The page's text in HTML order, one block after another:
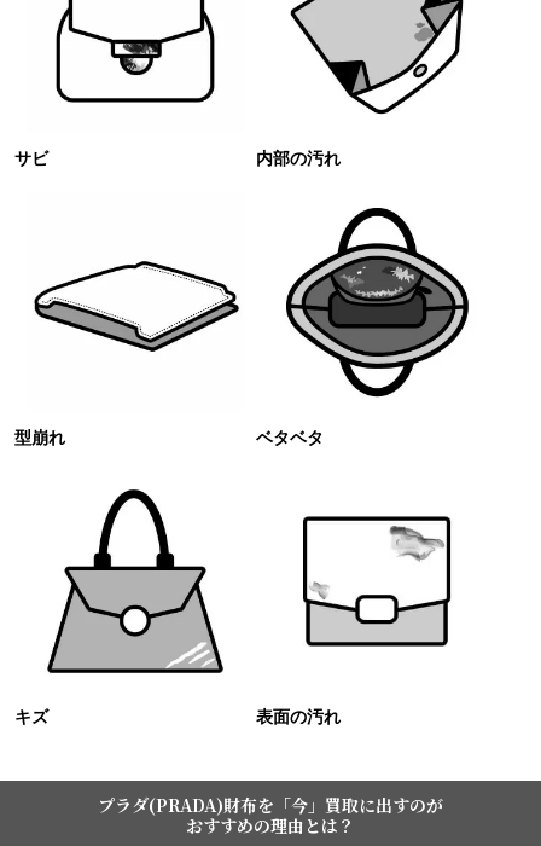
サビ 内部の汚れ
型崩れ ベタベタ
キズ 表面の汚れ
プラダ(PRADA)財布を「今」買取に出すのが
おすすめの理由とは？